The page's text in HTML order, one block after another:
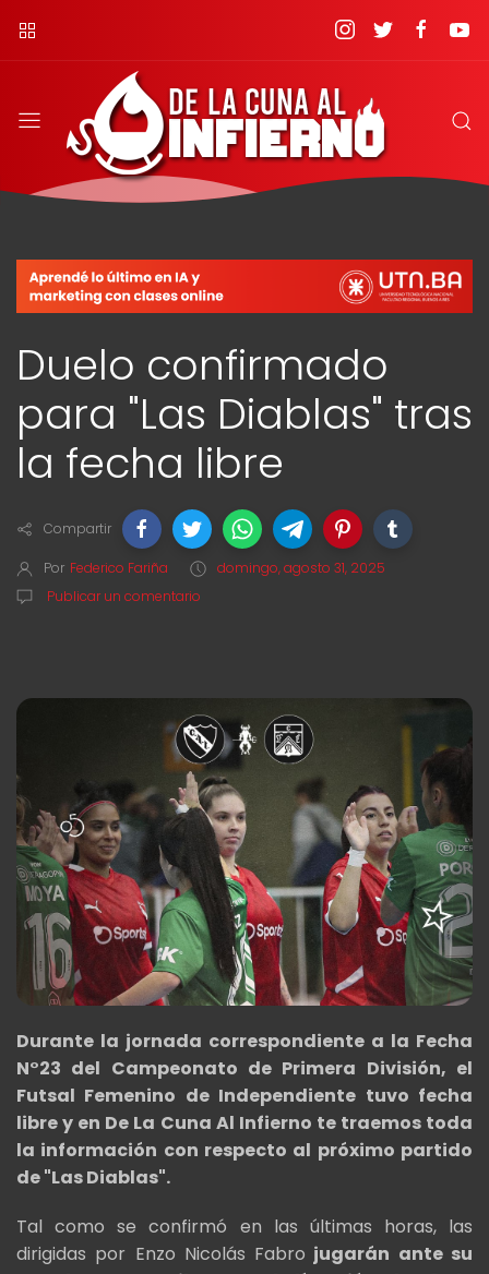
Duelo confirmado
para "Las Diablas" tras
la fecha libre
Compartir
Por Federico Fariña
domingo, agosto 31, 2025
Publicar un comentario
Durante la jornada correspondiente a la Fecha
N°23 del Campeonato de Primera División, el
Futsal Femenino de Independiente tuvo fecha
libre y en De La Cuna Al Infierno te traemos toda
la información con respecto al próximo partido
de "Las Diablas".
Tal como se confirmó en las últimas horas, las
dirigidas por Enzo Nicolás Fabro jugarán ante su